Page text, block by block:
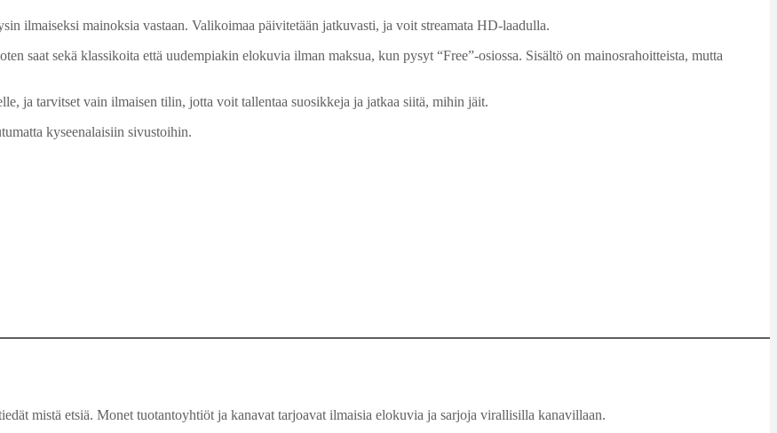
ilmaiseksi mainoksia vastaan. Valikoimaa päivitetään jatkuvasti, ja voit streamata HD-laadulla.
saat sekä klassikoita että uudempiakin elokuvia ilman maksua, kun pysyt “Free”-osiossa. Sisältö on mainosrahoitteista, mutta
ja tarvitset vain ilmaisen tilin, jotta voit tallentaa suosikkeja ja jatkaa siitä, mihin jäit.
kyseenalaisiin sivustoihin.
mistä etsiä. Monet tuotantoyhtiöt ja kanavat tarjoavat ilmaisia elokuvia ja sarjoja virallisilla kanavillaan.